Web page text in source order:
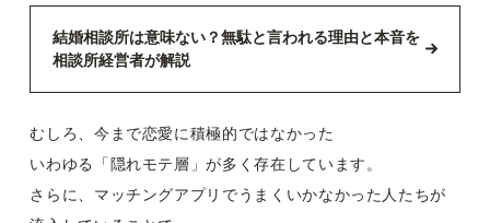
結婚相談所は意味ない？無駄と言われる理由と本音を
相談所経営者が解説
むしろ、今まで恋愛に積極的ではなかった
いわゆる「隠れモテ層」が多く存在しています。
さらに、マッチングアプリでうまくいかなかった人たちが